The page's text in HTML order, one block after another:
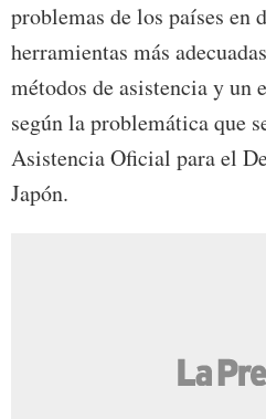
problemas de los países
herramientas más
métodos de asistencia y un
según la problemática que
Asistencia Oficial para el
Japón.